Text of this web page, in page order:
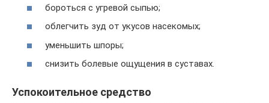
бороться с угревой сыпью;
облегчить зуд от укусов насекомых;
уменьшить шпоры;
снизить болевые ощущения в суставах.
Успокоительное средство